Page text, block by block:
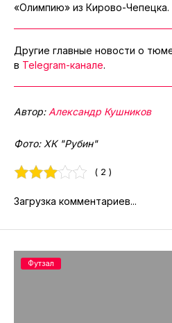
«Олимпию» из Кирово-Чепецка.
Другие главные новости о
в Telegram-канале.
Автор: Александр Кушников
Фото: ХК "Рубин"
( 2 )
Загрузка комментариев...
Футзал